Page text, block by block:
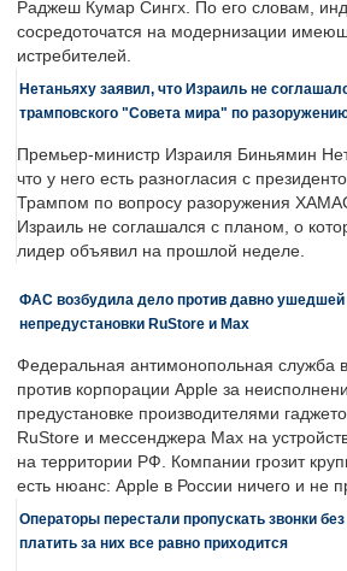
Раджеш Кумар Сингх. По его словам,
сосредоточатся на модернизации
истребителей.
Нетаньяху заявил, что Израиль не
трамповского "Совета мира" по
Премьер-министр Израиля Биньямин
что у него есть разногласия с
Трампом по вопросу разоружения
Израиль не соглашался с планом, о
лидер объявил на прошлой неделе.
ФАС возбудила дело против давно ушедшей
непредустановки RuStore и Max
Федеральная антимонопольная служба
против корпорации Apple за
предустановке производителями
RuStore и мессенджера Max на
на территории РФ. Компании грозит
есть нюанс: Apple в России ничего и не
Операторы перестали пропускать звонки
платить за них все равно приходится